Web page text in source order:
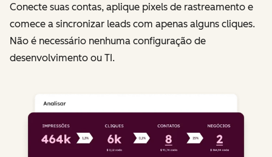
Conecte suas contas, aplique pixels de rastreamento e
comece a sincronizar leads com apenas alguns cliques.
Não é necessário nenhuma configuração de
desenvolvimento ou TI.